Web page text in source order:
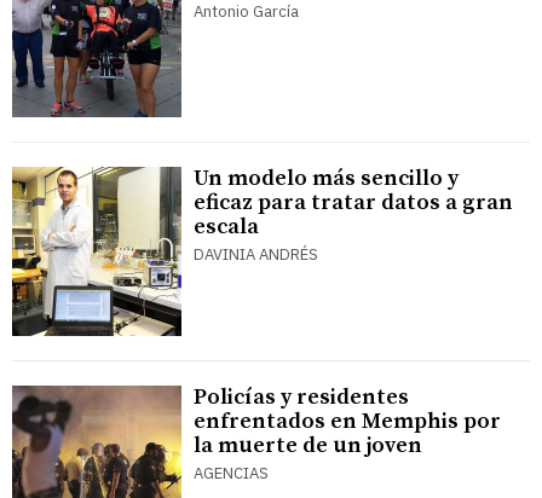
Antonio García
Un modelo más sencillo y
eficaz para tratar datos a gran
escala
DAVINIA ANDRÉS
Policías y residentes
enfrentados en Memphis por
la muerte de un joven
AGENCIAS